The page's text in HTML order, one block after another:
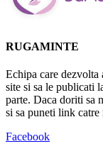
RUGAMINTE
Echipa care dezvolta
site si sa le publicati
parte. Daca doriti sa
si sa puneti link catre
Facebook